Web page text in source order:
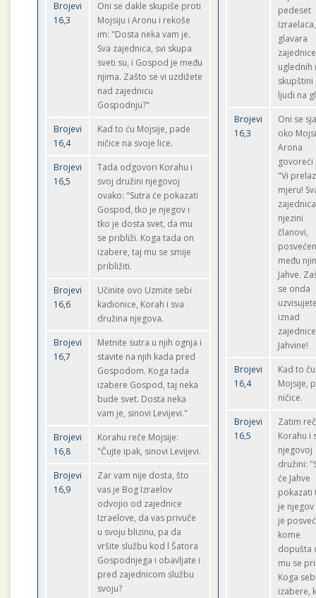
Brojevi
16,3
Oni se dakle skupiše proti
Mojsiju i Aronu i rekoše
im: "Dosta neka vam je.
Sva zajednica, svi skupa
sveti su, i Gospod je među
njima. Zašto se vi uzdižete
nad zajednicu
Gospodnju?"
Brojevi
16,4
Kad to ću Mojsije, pade
ničice na svoje lice.
Brojevi
16,5
Tada odgovori Korahu i
svoj družini njegovoj
ovako: "Sutra će pokazati
Gospod, tko je njegov i
tko je dosta svet, da mu
se približi. Koga tada on
izabere, taj mu se smije
približiti.
Brojevi
16,6
Učinite ovo Uzmite sebi
kadionice, Korah i sva
družina njegova.
Brojevi
16,7
Metnite sutra u njih ognja i
stavite na njih kada pred
Gospodom. Koga tada
izabere Gospod, taj neka
bude svet. Dosta neka
vam je, sinovi Levijevi."
Brojevi
16,8
Korahu reče Mojsije:
"Čujte ipak, sinovi Levijevi.
Brojevi
16,9
Zar vam nije dosta, što
vas je Bog Izraelov
odvojio od zajednice
Izraelove, da vas privuče
u svoju blizinu, pa da
vršite službu kod l Šatora
Gospodnjega i obavljate i
pred zajednicom službu
svoju?
pedeset
Izraelaca,
glavara
uglednih
skupštini
ljudi na
Brojevi
16,3
Oni se
oko
Arona
govoreći
"Vi
mjeru!
njezini
članovi,
među
Jahve.
se onda
iznad
zajednice
Jahvine!
Brojevi
16,4
Kad to ču
Mojsije,
ničice.
Brojevi
16,5
Zatim
Korahu i
njegovoj
družini:
će Jahve
pokazati
je
je
kome
dopušta
mu se
Koga
izabere,